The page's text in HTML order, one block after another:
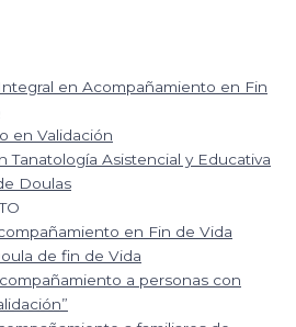
en Acompañamiento en Fin
en Validación
Tanatología Asistencial y Educativa
Doulas
en Fin de Vida
de fin de Vida
a personas con